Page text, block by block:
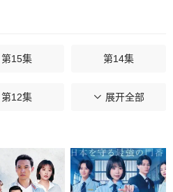
第15集 第14集
第12集 第11集
第06集 第05集
展开全部